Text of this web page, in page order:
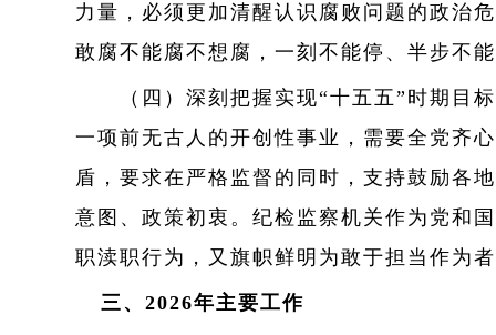
力量，必须更加清醒认识腐败问题的政治
敢腐不能腐不想腐，一刻不能停、半步不
（四）深刻把握实现“十五五”时期目标
一项前无古人的开创性事业，需要全党齐
盾，要求在严格监督的同时，支持鼓励各
意图、政策初衷。纪检监察机关作为党和
职渎职行为，又旗帜鲜明为敢于担当作为
三、2026年主要工作